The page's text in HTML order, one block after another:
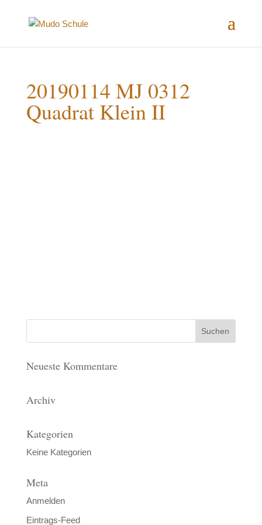
20190114 MJ 0312
Quadrat Klein II
Neueste Kommentare
Archiv
Kategorien
Keine Kategorien
Meta
Anmelden
Eintrags-Feed